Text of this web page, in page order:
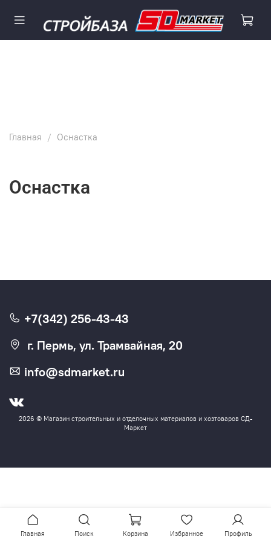
Главная Оснастка
Оснастка
2026 © Магазин строительных и отделочных материалов и хозтоваров СД-
Маркет
+7(342) 256-43-43
г. Пермь, ул. Трамвайная, 20
info@sdmarket.ru
Главная Поиск Корзина Избранное Профиль